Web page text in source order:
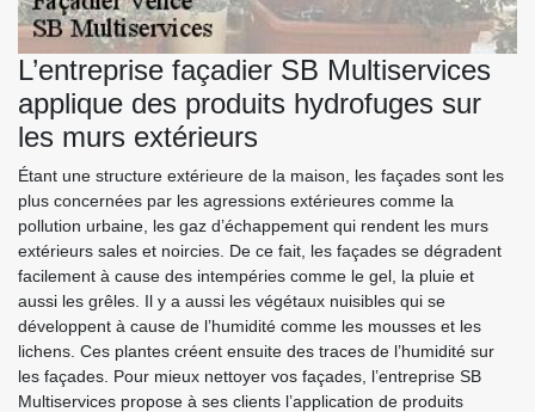
L’entreprise façadier SB Multiservices
applique des produits hydrofuges sur
les murs extérieurs
Étant une structure extérieure de la maison, les façades sont les
plus concernées par les agressions extérieures comme la
pollution urbaine, les gaz d’échappement qui rendent les murs
extérieurs sales et noircies. De ce fait, les façades se dégradent
facilement à cause des intempéries comme le gel, la pluie et
aussi les grêles. Il y a aussi les végétaux nuisibles qui se
développent à cause de l’humidité comme les mousses et les
lichens. Ces plantes créent ensuite des traces de l’humidité sur
les façades. Pour mieux nettoyer vos façades, l’entreprise SB
Multiservices propose à ses clients l’application de produits